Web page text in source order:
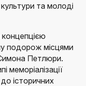
та молоді
подорож місцями
Петлюри.
меморіалізації
до історичних